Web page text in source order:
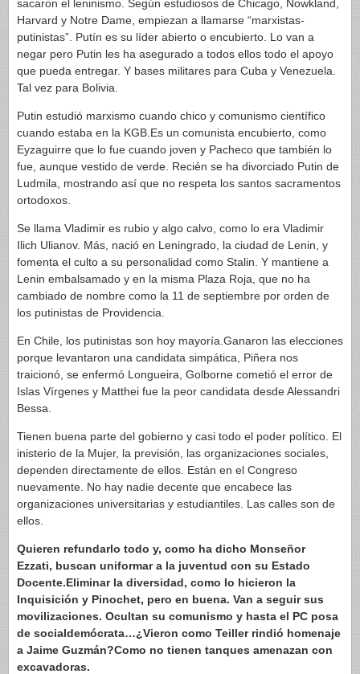
sacaron el leninismo. Según estudiosos de Chicago, Nowkland,
Harvard y Notre Dame, empiezan a llamarse “marxistas-
putinistas”. Putín es su líder abierto o encubierto. Lo van a
negar pero Putin les ha asegurado a todos ellos todo el apoyo
que pueda entregar. Y bases militares para Cuba y Venezuela.
Tal vez para Bolivia.
Putin estudió marxismo cuando chico y comunismo científico
cuando estaba en la KGB.Es un comunista encubierto, como
Eyzaguirre que lo fue cuando joven y Pacheco que también lo
fue, aunque vestido de verde. Recién se ha divorciado Putin de
Ludmila, mostrando así que no respeta los santos sacramentos
ortodoxos.
Se llama Vladimir es rubio y algo calvo, como lo era Vladimir
Ilich Ulianov. Más, nació en Leningrado, la ciudad de Lenin, y
fomenta el culto a su personalidad como Stalin. Y mantiene a
Lenin embalsamado y en la misma Plaza Roja, que no ha
cambiado de nombre como la 11 de septiembre por orden de
los putinistas de Providencia.
En Chile, los putinistas son hoy mayoría.Ganaron las elecciones
porque levantaron una candidata simpática, Piñera nos
traicionó, se enfermó Longueira, Golborne cometió el error de
Islas Vírgenes y Matthei fue la peor candidata desde Alessandri
Bessa.
Tienen buena parte del gobierno y casi todo el poder político. El
inisterio de la Mujer, la previsión, las organizaciones sociales,
dependen directamente de ellos. Están en el Congreso
nuevamente. No hay nadie decente que encabece las
organizaciones universitarias y estudiantiles. Las calles son de
ellos.
Quieren refundarlo todo y, como ha dicho Monseñor
Ezzati, buscan uniformar a la juventud con su Estado
Docente.Eliminar la diversidad, como lo hicieron la
Inquisición y Pinochet, pero en buena. Van a seguir sus
movilizaciones. Ocultan su comunismo y hasta el PC posa
de socialdemócrata…¿Vieron como Teiller rindió homenaje
a Jaime Guzmán?Como no tienen tanques amenazan con
excavadoras.